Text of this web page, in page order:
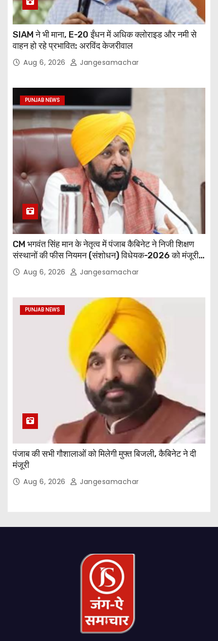
SIAM ने भी माना, E-20 ईंधन में अधिक क्लोराइड और नमी से
वाहन हो रहे प्रभावित: अरविंद केजरीवाल
Aug 6, 2026 Jangesamachar
PUNJAB NEWS
CM भगवंत सिंह मान के नेतृत्व में पंजाब कैबिनेट ने निजी शिक्षण
संस्थानों की फीस नियमन (संशोधन) विधेयक-2026 को मंजूरी
दी Aug 6, 2026 Jangesamachar
PUNJAB NEWS
पंजाब की सभी गौशालाओं को मिलेगी मुफ्त बिजली, कैबिनेट ने दी
मंजूरी
Aug 6, 2026 Jangesamachar